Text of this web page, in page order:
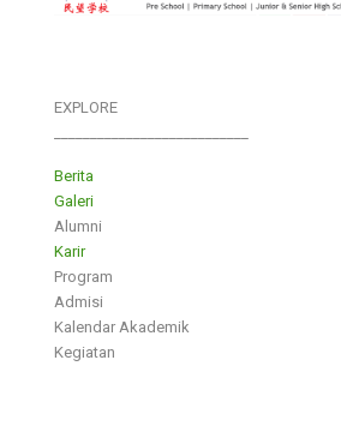
EXPLORE
Berita
Galeri
Alumni
Karir
Program
Admisi
Kalendar Akademik
Kegiatan